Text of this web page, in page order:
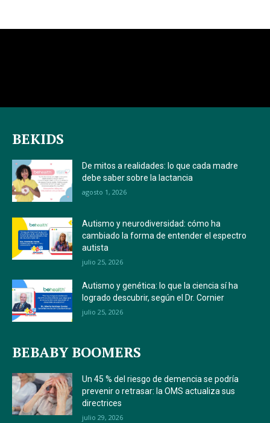
BEKIDS
De mitos a realidades: lo que cada madre
debe saber sobre la lactancia
agosto 1, 2026
Autismo y neurodiversidad: cómo ha
cambiado la forma de entender el espectro
autista
julio 25, 2026
Autismo y genética: lo que la ciencia sí ha
logrado descubrir, según el Dr. Cornier
julio 25, 2026
BEBABY BOOMERS
Un 45 % del riesgo de demencia se podría
prevenir o retrasar: la OMS actualiza sus
directrices
julio 29, 2026